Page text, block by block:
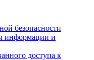
безопасности
информации и
доступа к